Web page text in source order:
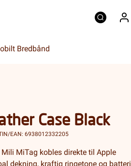
Bredbånd
Case Black
EAN: 6938012332205
MiTag kobles direkte til Apple
dekning, kraftig ringetone og batteri